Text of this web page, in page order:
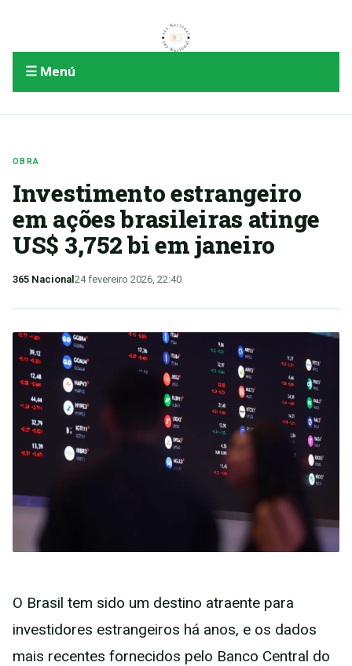
☰ Menú
OBRA
Investimento estrangeiro
em ações brasileiras atinge
US$ 3,752 bi em janeiro
365 Nacional 24 fevereiro 2026, 22:40
O Brasil tem sido um destino atraente para
investidores estrangeiros há anos, e os dados
mais recentes fornecidos pelo Banco Central do